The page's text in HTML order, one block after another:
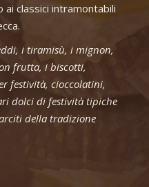
classici intramontabili
i tiramisù, i mignon,
frutta, i biscotti,
festività, cioccolatini,
dolci di festività tipiche
della tradizione